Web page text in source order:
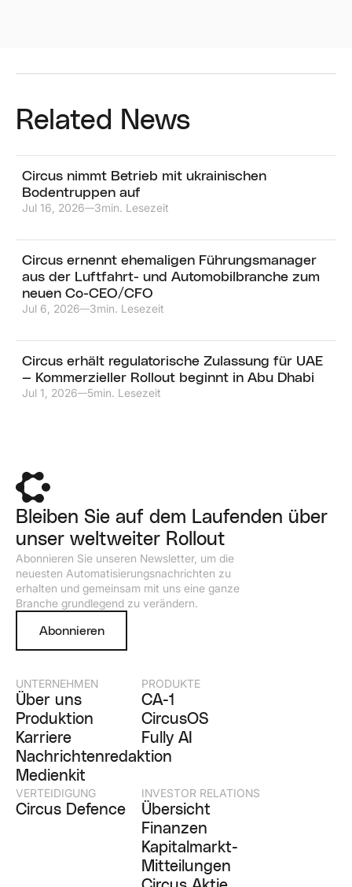
Related News
Circus nimmt Betrieb mit ukrainischen
Bodentruppen auf
Jul 16, 2026—3min. Lesezeit
Circus ernennt ehemaligen Führungsmanager
aus der Luftfahrt- und Automobilbranche zum
neuen Co-CEO/CFO
Jul 6, 2026—3min. Lesezeit
Circus erhält regulatorische Zulassung für UAE
— Kommerzieller Rollout beginnt in Abu Dhabi
Jul 1, 2026—5min. Lesezeit
Bleiben Sie auf dem Laufenden über
unser weltweiter Rollout
Abonnieren Sie unseren Newsletter, um die
neuesten Automatisierungsnachrichten zu
erhalten und gemeinsam mit uns eine ganze
Branche grundlegend zu verändern.
Abonnieren
UNTERNEHMEN
Über uns
Produktion
Karriere
Nachrichtenredaktion
Medienkit
PRODUKTE
CA-1
CircusOS
Fully AI
VERTEIDIGUNG
Circus Defence
INVESTOR RELATIONS
Übersicht
Finanzen
Kapitalmarkt-
Mitteilungen